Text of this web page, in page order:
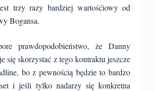
trzy razy bardziej wartośćiowy od
Bogansa.
prawdopodobieństwo, że Danny
się skorzystać z tego kontraktu jeszcze
bo z pewnością będzie to bardzo
i jeśli tylko nadarzy się konkretna